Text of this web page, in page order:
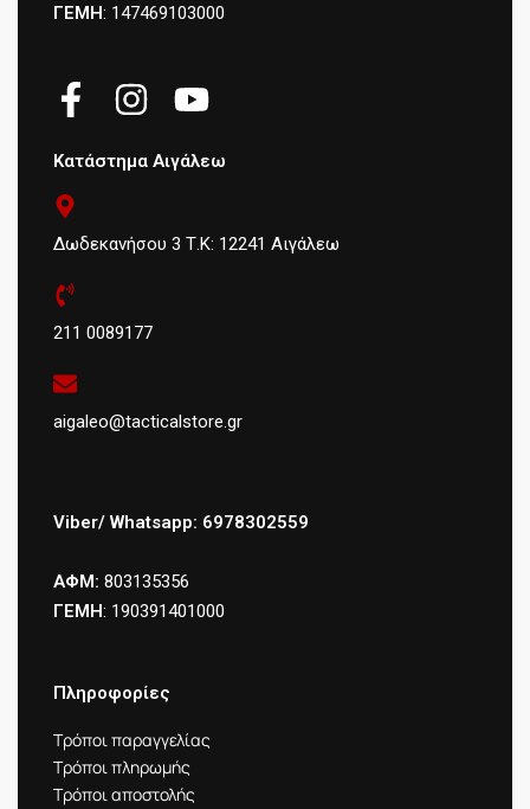
ΓΕΜΗ: 147469103000
Κατάστημα Αιγάλεω
Δωδεκανήσου 3 Τ.Κ: 12241 Αιγάλεω
211 0089177
aigaleo@tacticalstore.gr
Viber/ Whatsapp: 6978302559
ΑΦΜ: 803135356
ΓΕΜΗ: 190391401000
Πληροφορίες
Τρόποι παραγγελίας
Τρόποι πληρωμής
Τρόποι αποστολής